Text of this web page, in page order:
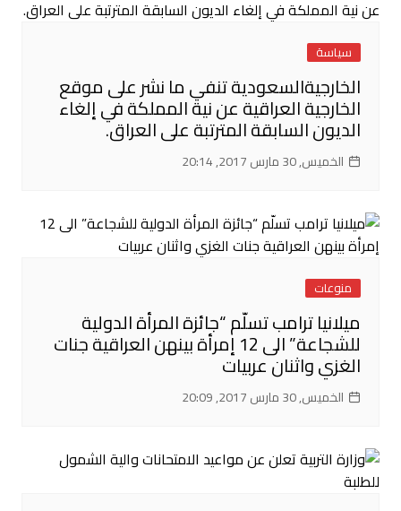
سياسة
الخارجيةالسعودية تنفي ما نشر على موقع
الخارجية العراقية عن نية المملكة في إلغاء
الديون السابقة المترتبة على العراق.
الخميس, 30 مارس 2017, 20:14
منوعات
ميلانيا ترامب تسلّم “جائزة المرأة الدولية
للشجاعة” الى 12 إمرأة بينهن العراقية جنات
الغزي واثنان عربيات
الخميس, 30 مارس 2017, 20:09